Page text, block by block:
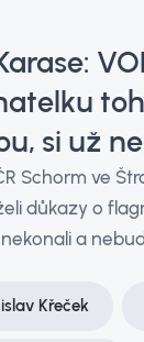
si už
Schorm ve
důkazy o
a
Křeček